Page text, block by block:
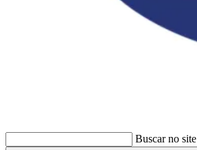
Buscar no site